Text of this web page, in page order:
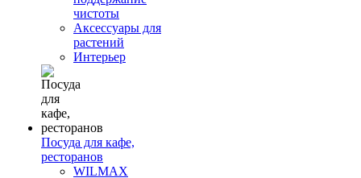
чистоты
Аксессуары для
растений
Интерьер
Посуда для кафе,
ресторанов
WILMAX